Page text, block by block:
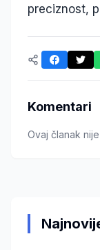
preciznost,
Komentari
Ovaj članak